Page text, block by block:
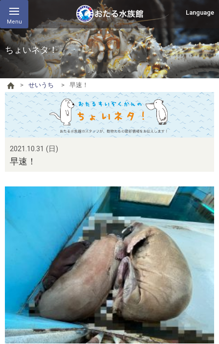
Menu
Language
ちょいネタ！
せいうち 早速！
2021.10.31 (日)
早速！